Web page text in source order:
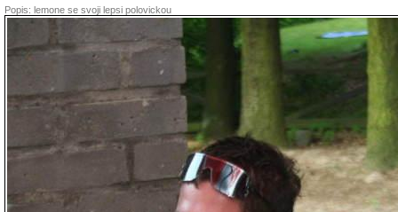
Popis: lemone se svoji lepsi polovickou